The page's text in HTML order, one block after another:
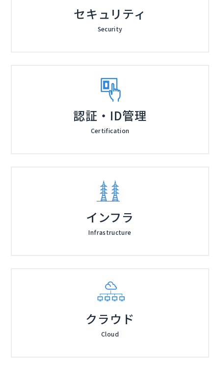
セキュリティ
Security
認証・ID管理
Certification
インフラ
Infrastructure
クラウド
Cloud